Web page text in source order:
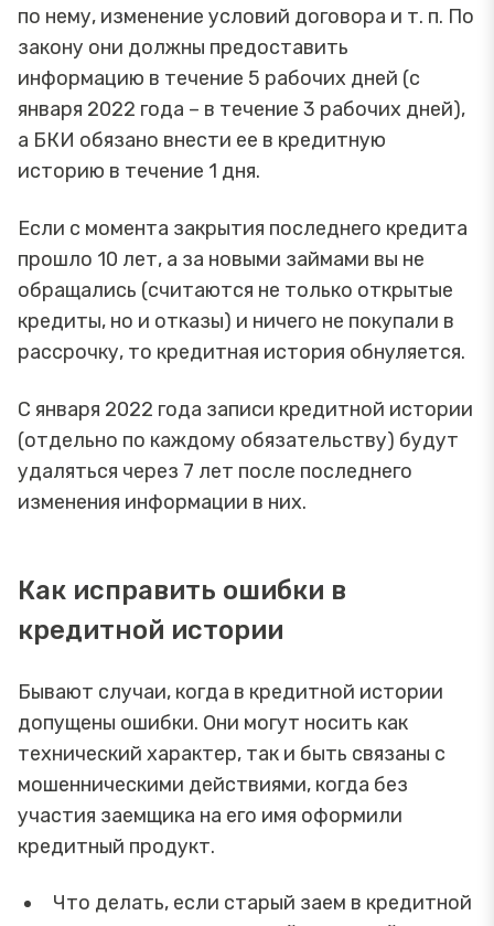
по нему, изменение условий договора и т. п. По
закону они должны предоставить
информацию в течение 5 рабочих дней (с
января 2022 года – в течение 3 рабочих дней),
а БКИ обязано внести ее в кредитную
историю в течение 1 дня.
Если с момента закрытия последнего кредита
прошло 10 лет, а за новыми займами вы не
обращались (считаются не только открытые
кредиты, но и отказы) и ничего не покупали в
рассрочку, то кредитная история обнуляется.
С января 2022 года записи кредитной истории
(отдельно по каждому обязательству) будут
удаляться через 7 лет после последнего
изменения информации в них.
Как исправить ошибки в
кредитной истории
Бывают случаи, когда в кредитной истории
допущены ошибки. Они могут носить как
технический характер, так и быть связаны с
мошенническими действиями, когда без
участия заемщика на его имя оформили
кредитный продукт.
Что делать, если старый заем в кредитной